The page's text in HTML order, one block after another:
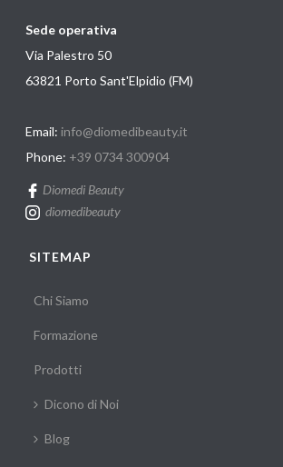
Sede operativa
Via Palestro 50
63821 Porto Sant'Elpidio (FM)
Email: info@diomedibeauty.it
Phone: +39 0734 300904
Diomedi Beauty
diomedibeauty
SITEMAP
Chi Siamo
Formazione
Prodotti
Dicono di Noi
Blog